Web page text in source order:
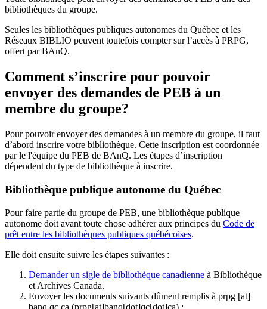
bibliothèques du groupe.
Seules les bibliothèques publiques autonomes du Québec et les
Réseaux BIBLIO peuvent toutefois compter sur l’accès à PRPG,
offert par BAnQ.
Comment s’inscrire pour pouvoir
envoyer des demandes de PEB à un
membre du groupe?
Pour pouvoir envoyer des demandes à un membre du groupe, il faut
d’abord inscrire votre bibliothèque. Cette inscription est coordonnée
par le l'équipe du PEB de BAnQ. Les étapes d’inscription
dépendent du type de bibliothèque à inscrire.
Bibliothèque publique autonome du Québec
Pour faire partie du groupe de PEB, une bibliothèque publique
autonome doit avant toute chose adhérer aux principes du Code de
prêt entre les bibliothèques publiques québécoises.
Elle doit ensuite suivre les étapes suivantes :
Demander un sigle de bibliothèque canadienne à Bibliothèque
et Archives Canada.
Envoyer les documents suivants dûment remplis à prpg [at]
banq.qc.ca (prpg[at]banq[dot]qc[dot]ca) :